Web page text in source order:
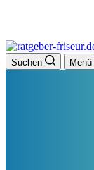
Suchen Menü